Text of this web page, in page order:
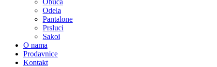
Obuća
Odela
Pantalone
Prsluci
Sakoi
O nama
Prodavnice
Kontakt